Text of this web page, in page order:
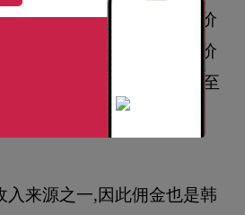
国中介机构会按照房屋售价
费。例如,如果你的房屋售价
中介机构可能会收取50万至
入来源之一,因此佣金也是韩